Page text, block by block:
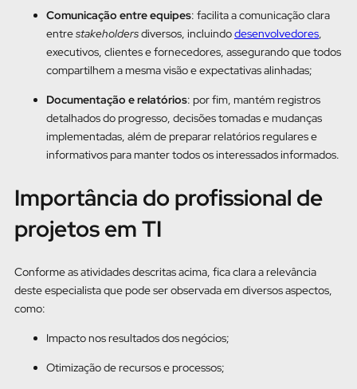
Comunicação entre equipes: facilita a comunicação clara
entrestakeholdersdiversos, incluindodesenvolvedores
executivos, clientes e fornecedores, assegurando que todos
compartilhem a mesma visão e expectativas alinhadas;
Documentação e relatórios: por fim, mantém registros
detalhados do progresso, decisões tomadas e mudanças
implementadas, além de preparar relatórios regulares e
informativos para manter todos os interessados informados.
Importância do profissional de
projetos em TI
Conforme as atividades descritas acima, fica clara a relevância
deste especialista que pode ser observada em diversos aspectos,
como:
Impacto nos resultados dos negócios;
Otimização de recursos e processos;